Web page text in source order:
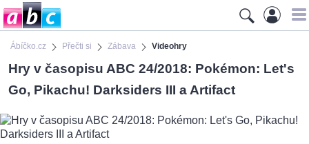
Ábíčko.cz Přečti si Zábava Videohry
Hry v časopisu ABC 24/2018: Pokémon: Let's
Go, Pikachu! Darksiders III a Artifact